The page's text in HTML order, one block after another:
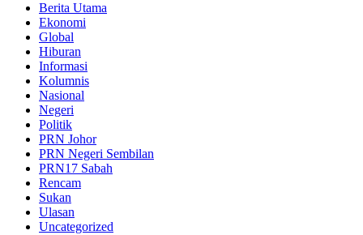
Berita Utama
Ekonomi
Global
Hiburan
Informasi
Kolumnis
Nasional
Negeri
Politik
PRN Johor
PRN Negeri Sembilan
PRN17 Sabah
Rencam
Sukan
Ulasan
Uncategorized